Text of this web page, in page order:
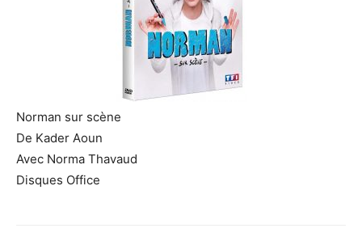
Norman sur scène
De Kader Aoun
Avec Norma Thavaud
Disques Office